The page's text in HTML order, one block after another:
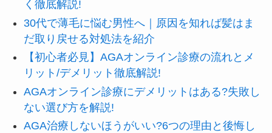
く徹底解説!
30代で薄毛に悩む男性へ｜原因を知れば髪はま
だ取り戻せる対処法を紹介
【初心者必見】AGAオンライン診療の流れとメ
リット/デメリット徹底解説!
AGAオンライン診療にデメリットはある?失敗し
ない選び方を解説!
AGA治療しないほうがいい?6つの理由と後悔し